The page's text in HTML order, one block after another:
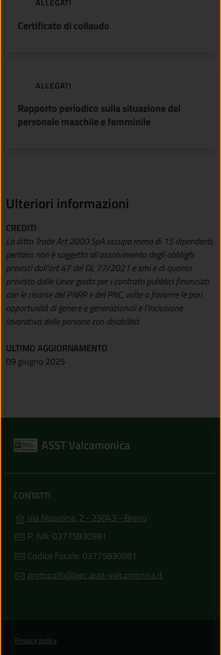
ALLEGATI
Certificato di collaudo
(apre in un'altra scheda).
ALLEGATI
Rapporto periodico sulla situazione del
personale maschile e femminile
(apre in un'altra scheda).
Ulteriori informazioni
CREDITI
La ditta Trade Art 2000 SpA occupa meno di 15 dipendenti,
pertano non è soggetta all’assolvimento degli obblighi
previsti dall'art 47 del DL 77/2021 e smi e di quanto
previsto dalle Linee guida per i contratti pubblici finanziati
con le risorse del PNRR e del PNC, volte a favorire le pari
opportunità di genere e generazionali e l’inclusione
lavorativa delle persone con disabilità.
ULTIMO AGGIORNAMENTO
09 giugno 2025
ASST Valcamonica
CONTATTI
Via Nissolina, 2 - 25043 - Breno
P. IVA: 03775830981
Codice fiscale: 03775830981
protocollo@pec.asst-valcamonica.it
Privacy policy